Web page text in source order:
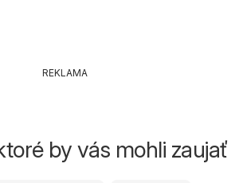
REKLAMA
by vás mohli zaujať